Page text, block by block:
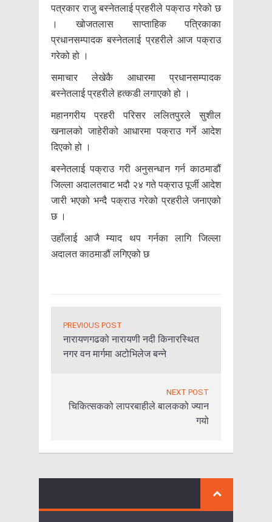
पत्रकार राजु बस्नेतलाई प्रहरीले पक्राउ गरेको छ
। खोजतलास साप्ताहिक पत्रिकाका
प्रधानसम्पादक बस्नेतलाई प्रहरीले आज पक्राउ
गरेको हो ।
समाचार लेखेकै आधारमा प्रधानसम्पादक
बस्नेतलाई प्रहरीले हत्कडी लगाएको हो ।
महानगरीय प्रहरी परिसर ललितपुरले सुशील
खनालको जाहेरीको आधारमा पक्राउ गर्ने आदेश
दिएको हो ।
बस्नेतलाई पक्राउ गरी अनुसन्धान गर्न काठमाडौं
जिल्ला अदालतबाट भदौ २४ गते पक्राउ पूर्जी आदेश
जारी भएको भन्दै पक्राउ गरेको प्रहरीले जनाएको
छ ।
उहाँलाई आजै म्याद थप गर्नका लागि जिल्ला
अदालत काठमाडौं लगिएको छ
PREVIOUS POST
नारायणगढको नारायणी नदी किनारस्थित
नगर वन मार्गमा अटोभिलेज बन्ने
NEXT POST
चिकित्सकको लापरबाहीले बालकको ज्यान
गयो